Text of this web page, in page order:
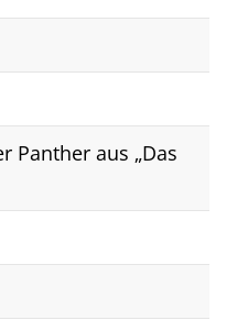
Panther aus „Das